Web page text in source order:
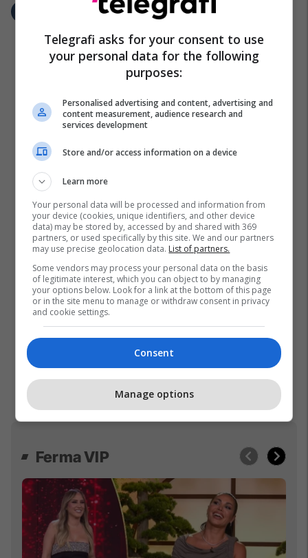
Ferma VIP
Telegrafi asks for your consent to use
your personal data for the following
purposes:
Personalised advertising and content, advertising and
content measurement, audience research and
services development
Store and/or access information on a device
Learn more
Your personal data will be processed and information from
your device (cookies, unique identifiers, and other device
data) may be stored by, accessed by and shared with 369
partners, or used specifically by this site. We and our partners
may use precise geolocation data. List of partners.
Some vendors may process your personal data on the basis
of legitimate interest, which you can object to by managing
your options below. Look for a link at the bottom of this page
or in the site menu to manage or withdraw consent in privacy
and cookie settings.
Consent
Manage options